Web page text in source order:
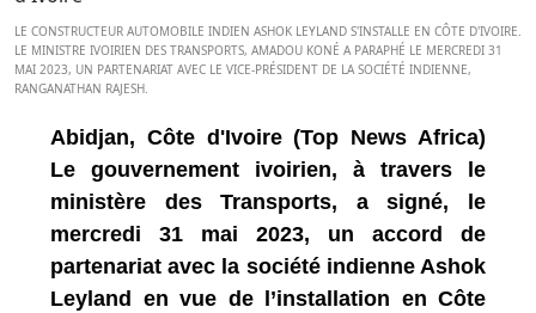
LE CONSTRUCTEUR AUTOMOBILE INDIEN ASHOK LEYLAND S'INSTALLE EN CÔTE D'IVOIRE.
LE MINISTRE IVOIRIEN DES TRANSPORTS, AMADOU KONÉ A PARAPHÉ LE MERCREDI 31
MAI 2023, UN PARTENARIAT AVEC LE VICE-PRÉSIDENT DE LA SOCIÉTÉ INDIENNE,
RANGANATHAN RAJESH.
Abidjan, Côte d'Ivoire (Top News Africa)
Le gouvernement ivoirien, à travers le
ministère des Transports, a signé, le
mercredi 31 mai 2023, un accord de
partenariat avec la société indienne Ashok
Leyland en vue de l’installation en Côte